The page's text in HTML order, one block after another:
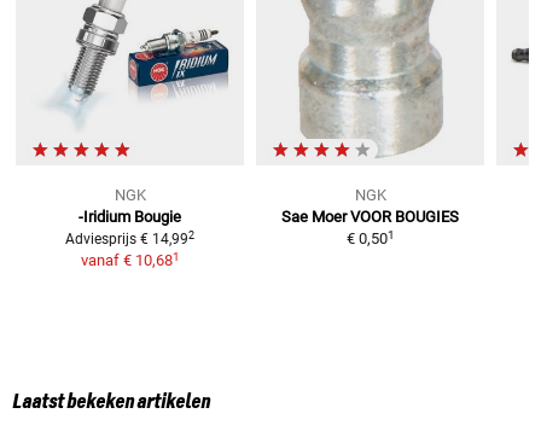
NGK
-Iridium Bougie
Adviesprijs € 14,992
vanaf € 10,681
NGK
Sae Moer VOOR BOUGIES
€ 0,501
Laatst bekeken artikelen